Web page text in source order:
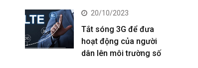
20/10/2023
Tắt sóng 3G để đưa
hoạt động của người
dân lên môi trường số